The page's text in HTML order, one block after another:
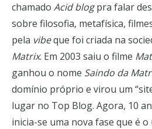
chamado Acid blogpra falar
sobre filosofia, metafísica,
pela vibeque foi criada na
Matrix. Em 2003 saiu o filme
ganhou o nome Saindo da
domínio próprio e virou um
lugar no Top Blog. Agora, 10
inicia-se uma nova fase que é